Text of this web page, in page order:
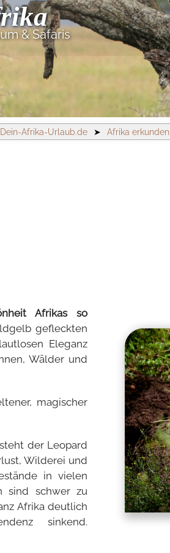
& Safaris
Dein-Afrika-Urlaub.de ➤ Afrika erkunden
Afrikas so
gefleckten
Eleganz
Wälder und
magischer
der Leopard
Wilderei und
in vielen
sind schwer zu
Afrika deutlich
sinkend.